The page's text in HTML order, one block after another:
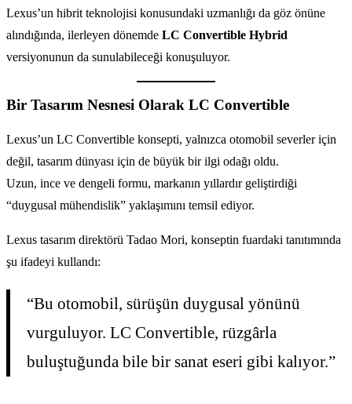
Lexus’un hibrit teknolojisi konusundaki uzmanlığı da göz önüne
alındığında, ilerleyen dönemde LC Convertible Hybrid
versiyonunun da sunulabileceği konuşuluyor.
Bir Tasarım Nesnesi Olarak LC Convertible
Lexus’un LC Convertible konsepti, yalnızca otomobil severler için
değil, tasarım dünyası için de büyük bir ilgi odağı oldu.
Uzun, ince ve dengeli formu, markanın yıllardır geliştirdiği
“duygusal mühendislik” yaklaşımını temsil ediyor.
Lexus tasarım direktörü Tadao Mori, konseptin fuardaki tanıtımında
şu ifadeyi kullandı:
“Bu otomobil, sürüşün duygusal yönünü
vurguluyor. LC Convertible, rüzgârla
buluştuğunda bile bir sanat eseri gibi kalıyor.”